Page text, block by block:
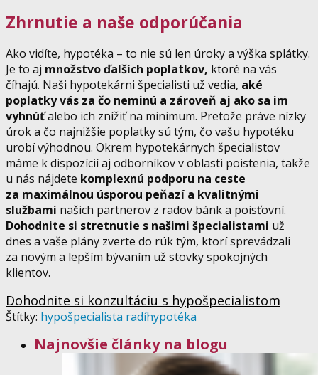
Zhrnutie a naše odporúčania
Ako vidíte, hypotéka – to nie sú len úroky a výška splátky.
Je to aj množstvo ďalších poplatkov, ktoré na vás
číhajú. Naši hypotekárni špecialisti už vedia, aké
poplatky vás za čo neminú a zároveň aj ako sa im
vyhnúťalebo ich znížiť na minimum. Pretože práve nízky
úrok a čo najnižšie poplatky sú tým, čo vašu hypotéku
urobí výhodnou. Okrem hypotekárnych špecialistov
máme k dispozícií aj odborníkov v oblasti poistenia, takže
u nás nájdete komplexnú podporu na ceste
za maximálnou úsporou peňazí a kvalitnými
službami našich partnerov z radov bánk a poisťovní.
Dohodnite si stretnutie s našimi špecialistami už
dnes a vaše plány zverte do rúk tým, ktorí sprevádzali
za novým a lepším bývaním už stovky spokojných
klientov.
Dohodnite si konzultáciu s hypošpecialistom
Štítky: hypošpecialista radíhypotéka
Najnovšie články na blogu